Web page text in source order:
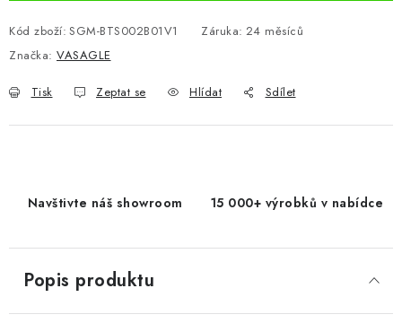
Kód zboží: SGM-BTS002B01V1 Záruka: 24 měsíců
Značka: VASAGLE
Tisk Zeptat se Hlídat Sdílet
Navštivte náš showroom 15 000+ výrobků v nabídce
Popis produktu